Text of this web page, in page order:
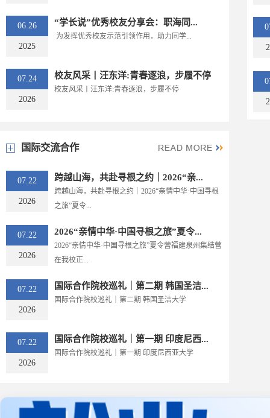
06.26
2025
“学长说”优秀校友分享会：职海同...
为发挥优秀校友示范引领作用，助力同学...
07.24
2026
校友风采丨汪东洋:青春逐浪，步履不停
校友风采丨汪东洋:青春逐浪，步履不停
国际交流合作
07.22
2026
跨越山海，共赴寻根之约｜2026“亲...
跨越山海，共赴寻根之约｜2026“亲情中华·中国寻根
之旅”夏令...
07.22
2026
2026“亲情中华·中国寻根之旅”夏令...
2026“亲情中华·中国寻根之旅”夏令营福建泉州集结营
在我校正...
07.22
2026
国际合作院校巡礼｜第二期 韩国圣洁...
国际合作院校巡礼｜第二期 韩国圣洁大学
07.22
2026
国际合作院校巡礼｜第一期 印度尼西...
国际合作院校巡礼｜第一期 印度尼西亚大学